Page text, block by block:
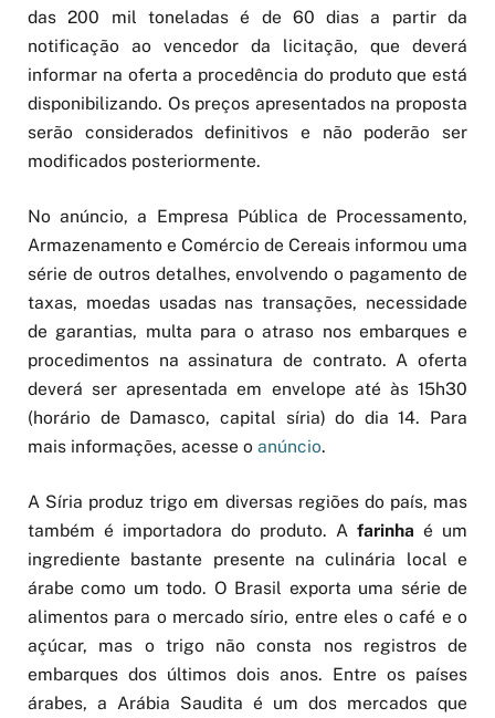
das 200 mil toneladas é de 60 dias a partir da
notificação ao vencedor da licitação, que deverá
informar na oferta a procedência do produto que está
disponibilizando. Os preços apresentados na proposta
serão considerados definitivos e não poderão ser
modificados posteriormente.
No anúncio, a Empresa Pública de Processamento,
Armazenamento e Comércio de Cereais informou uma
série de outros detalhes, envolvendo o pagamento de
taxas, moedas usadas nas transações, necessidade
de garantias, multa para o atraso nos embarques e
procedimentos na assinatura de contrato. A oferta
deverá ser apresentada em envelope até às 15h30
(horário de Damasco, capital síria) do dia 14. Para
mais informações, acesse o anúncio.
A Síria produz trigo em diversas regiões do país, mas
também é importadora do produto. A farinha é um
ingrediente bastante presente na culinária local e
árabe como um todo. O Brasil exporta uma série de
alimentos para o mercado sírio, entre eles o café e o
açúcar, mas o trigo não consta nos registros de
embarques dos últimos dois anos. Entre os países
árabes, a Arábia Saudita é um dos mercados que